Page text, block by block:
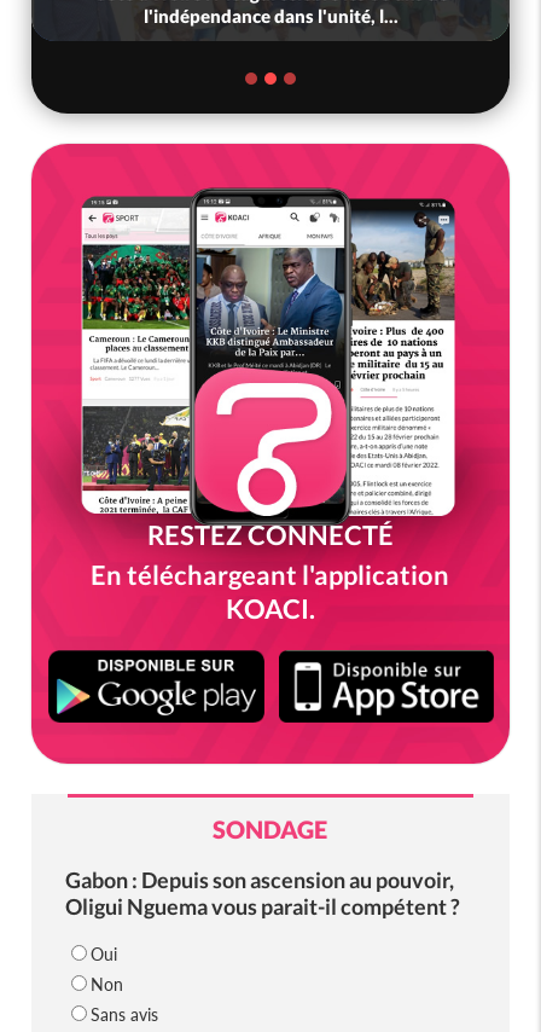
l'indépendance dans l'unité, l...
RESTEZ CONNECTÉ
En téléchargeant l'application
KOACI.
SONDAGE
Gabon : Depuis son ascension au pouvoir,
Oligui Nguema vous parait-il compétent ?
Oui
Non
Sans avis